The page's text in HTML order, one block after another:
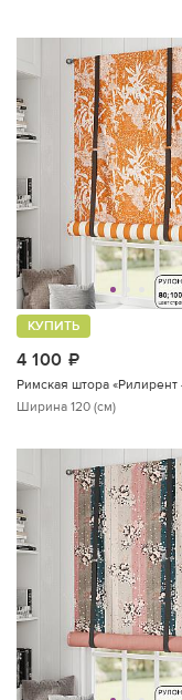
4 100
КУПИТЬ
Ширина 120 (см)